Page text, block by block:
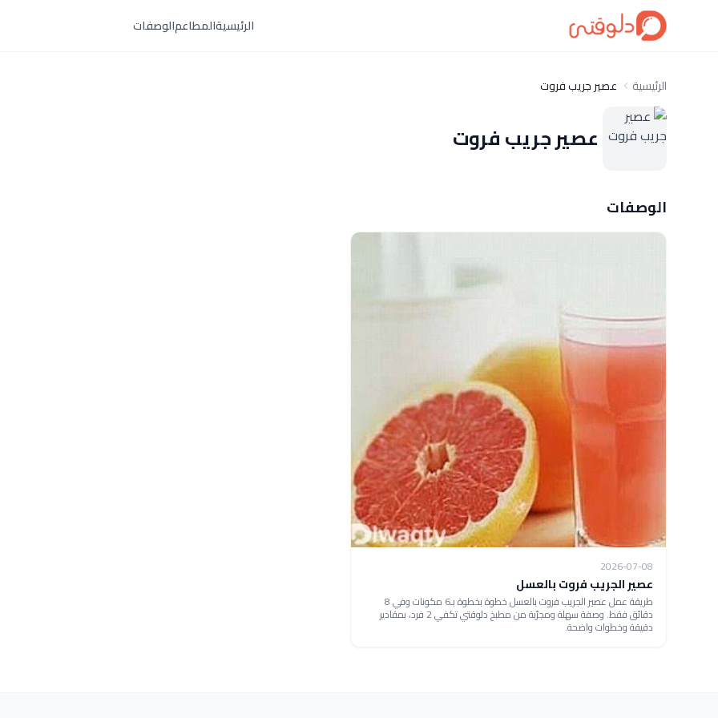
الرئيسيةالمطاعمالوصفات
الرئيسية عصير جريب فروت
عصير جريب فروت
الوصفات
2026-07-08
عصير الجريب فروت بالعسل
طريقة عمل عصير الجريب فروت بالعسل خطوة بخطوة بـ6 مكونات وفي 8
دقائق فقط. وصفة سهلة ومجرّبة من مطبخ دلوقتي تكفي 2 فرد، بمقادير
دقيقة وخطوات واضحة.